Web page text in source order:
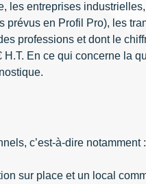
les entreprises
en Profil Pro), les
professions et dont le
En ce qui concerne la
c’est-à-dire notamment :
sur place et un local